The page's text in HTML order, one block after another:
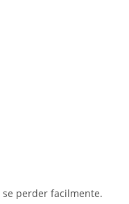
perder facilmente.